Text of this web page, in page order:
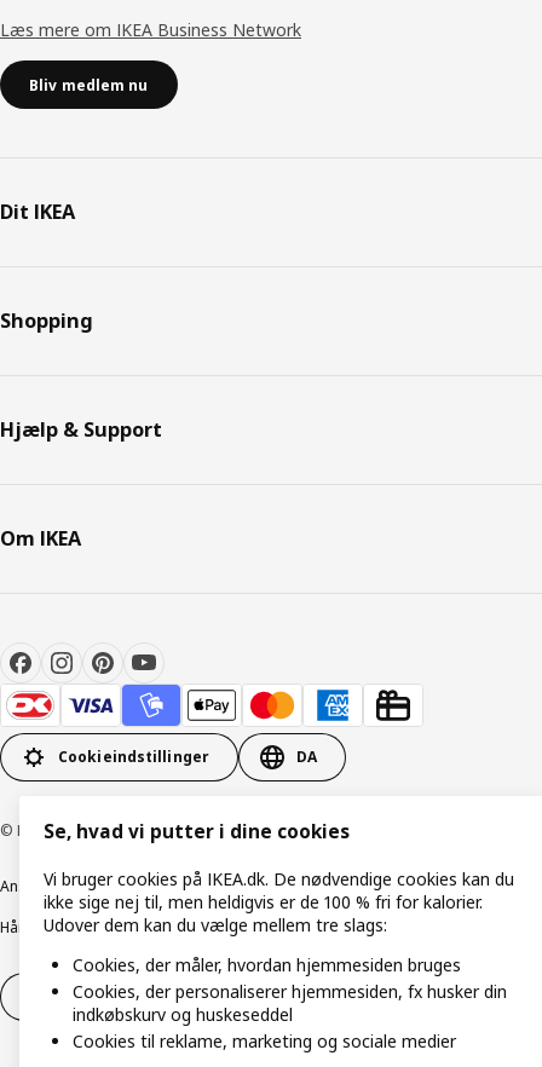
Læs mere om IKEA Business Network
Bliv medlem nu
Dit IKEA
Shopping
Hjælp & Support
Om IKEA
Cookieindstillinger DA
© Inter IKEA Systems B.V. 1999-2026
Ansvarlig rapporteringCookiepolitikDigital tilgængelighed
Håndtering af persondataSalgs- og leveringsbetingelser
Fortryd dit køb Fortryd dit køb af service
Se, hvad vi putter i dine cookies
Vi bruger cookies på IKEA.dk. De nødvendige cookies kan du
ikke sige nej til, men heldigvis er de 100 % fri for kalorier.
Udover dem kan du vælge mellem tre slags:
Cookies, der måler, hvordan hjemmesiden bruges
Cookies, der personaliserer hjemmesiden, fx husker din
indkøbskurv og huskeseddel
Cookies til reklame, marketing og sociale medier